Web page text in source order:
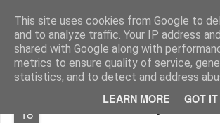
This site uses cookies from Google to
and to analyze traffic. Your IP address
shared with Google along with
metrics to ensure quality of service,
statistics, and to detect and address
LEARN MORE GOT IT
Amchan ! Le blog d'Amchan, Illustratrice, dessinatrice de BD et
Pages
18 Projet de BD